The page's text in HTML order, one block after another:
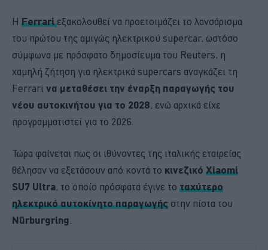
Η Ferrari εξακολουθεί να προετοιμάζει το λανσάρισμα
του πρώτου της αμιγώς ηλεκτρικού supercar, ωστόσο
σύμφωνα με πρόσφατο δημοσίευμα του Reuters, η
χαμηλή ζήτηση για ηλεκτρικά supercars αναγκάζει τη
Ferrari να μεταθέσει την έναρξη παραγωγής του
νέου αυτοκινήτου για το 2028, ενώ αρχικά είχε
προγραμματιστεί για το 2026.
Τώρα φαίνεται πως οι ιθύνοντες της ιταλικής εταιρείας
θέλησαν να εξετάσουν από κοντά το κινεζικό Xiaomi
SU7 Ultra, το οποίο πρόσφατα έγινε το ταχύτερο
ηλεκτρικό αυτοκίνητο παραγωγής στην πίστα του
Nürburgring